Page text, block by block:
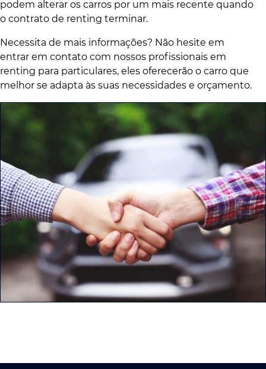
podem alterar os carros por um mais recente quando
o contrato de renting terminar.
Necessita de mais informações? Não hesite em
entrar em contato com nossos profissionais em
renting para particulares, eles oferecerão o carro que
melhor se adapta às suas necessidades e orçamento.